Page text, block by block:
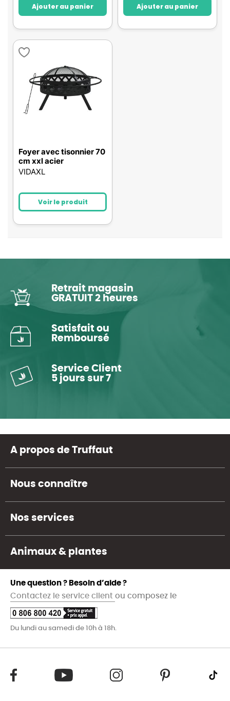
Ajouter au panier Ajouter au panier
Foyer avec tisonnier 70
cm xxl acier
VIDAXL
Voir le produit
Retrait magasin
GRATUIT 2 heures
Satisfait ou
Remboursé
Service Client
5 jours sur 7
A propos de Truffaut
Nous connaître
Nos services
Animaux & plantes
Une question ? Besoin d’aide ?
Contactez le service client ou composez le
Du lundi au samedi de 10h à 18h.